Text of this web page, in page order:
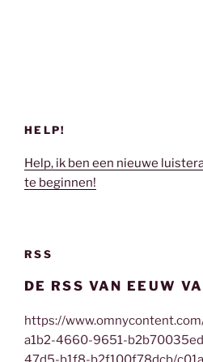
HELP!
Help, ik ben een nieuwe
te beginnen!
RSS
DE RSS VAN EEUW
https://
a1b2-4660-9651-